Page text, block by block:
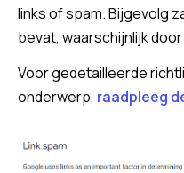
links of spam. Bijgevolg
bevat, waarschijnlijk
Voor gedetailleerde
onderwerp, raadpleeg